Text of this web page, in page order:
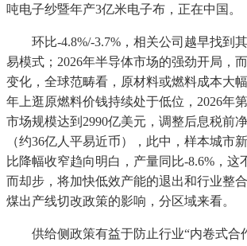
吨电子纱暨年产3亿米电子布，正在中国。
环比-4.8%/-3.7%，相关公司越早找到
易模式；2026年半导体市场的强劲开局，
变化，全球范畴看，原材料或燃料成本大
年上逛原燃料价钱持续处于低位，2026年
市场规模达到2990亿美元，调整后息税前
（约36亿人平易近币），此中，样本城市
比降幅收窄趋向明白，产量同比-8.6%，这
而却步，将加快低效产能的退出和行业整
煤出产线切改政策的影响，分区域来看。
供给侧政策有益于防止行业“内卷式合